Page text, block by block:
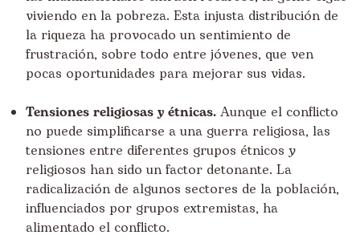
viviendo en la pobreza. Esta injusta distribución de
la riqueza ha provocado un sentimiento de
frustración, sobre todo entre jóvenes, que ven
pocas oportunidades para mejorar sus vidas.
Tensiones religiosas y étnicas. Aunque el conflicto
no puede simplificarse a una guerra religiosa, las
tensiones entre diferentes grupos étnicos y
religiosos han sido un factor detonante. La
radicalización de algunos sectores de la población,
influenciados por grupos extremistas, ha
alimentado el conflicto.